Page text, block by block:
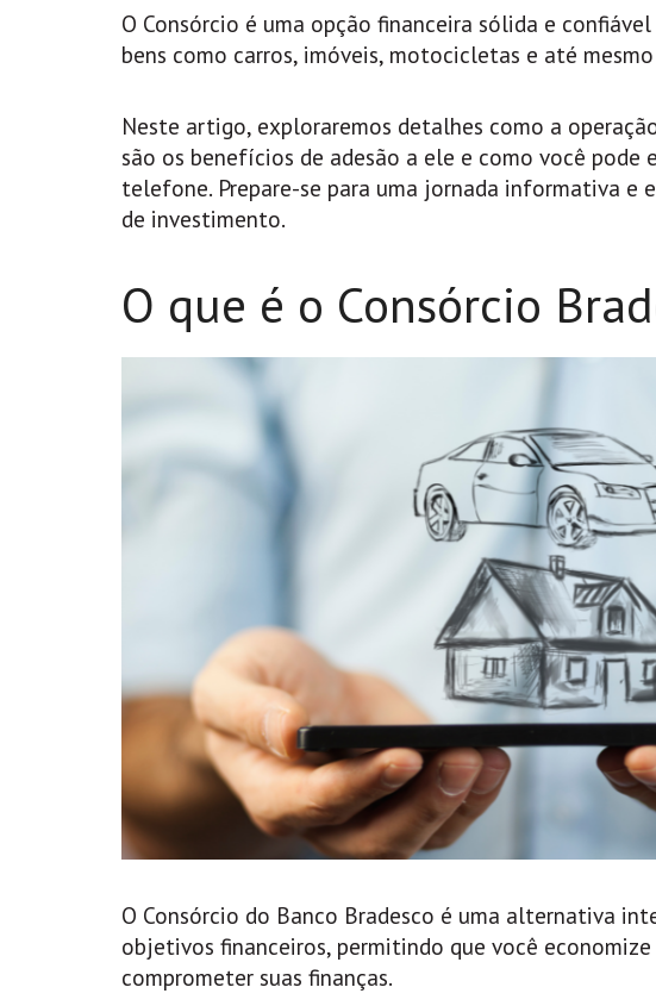
O Consórcio é uma opção financeira sólida e
bens como carros, imóveis, motocicletas e até
Neste artigo, exploraremos detalhes como a
são os benefícios de adesão a ele e como você
telefone. Prepare-se para uma jornada informativa e
de investimento.
O que é o Consórcio
O Consórcio do Banco Bradesco é uma alternativa
objetivos financeiros, permitindo que você economize
comprometer suas finanças.